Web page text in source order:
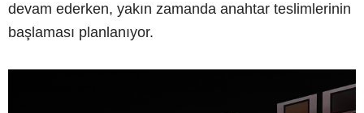
devam ederken, yakın zamanda anahtar teslimlerinin
başlaması planlanıyor.